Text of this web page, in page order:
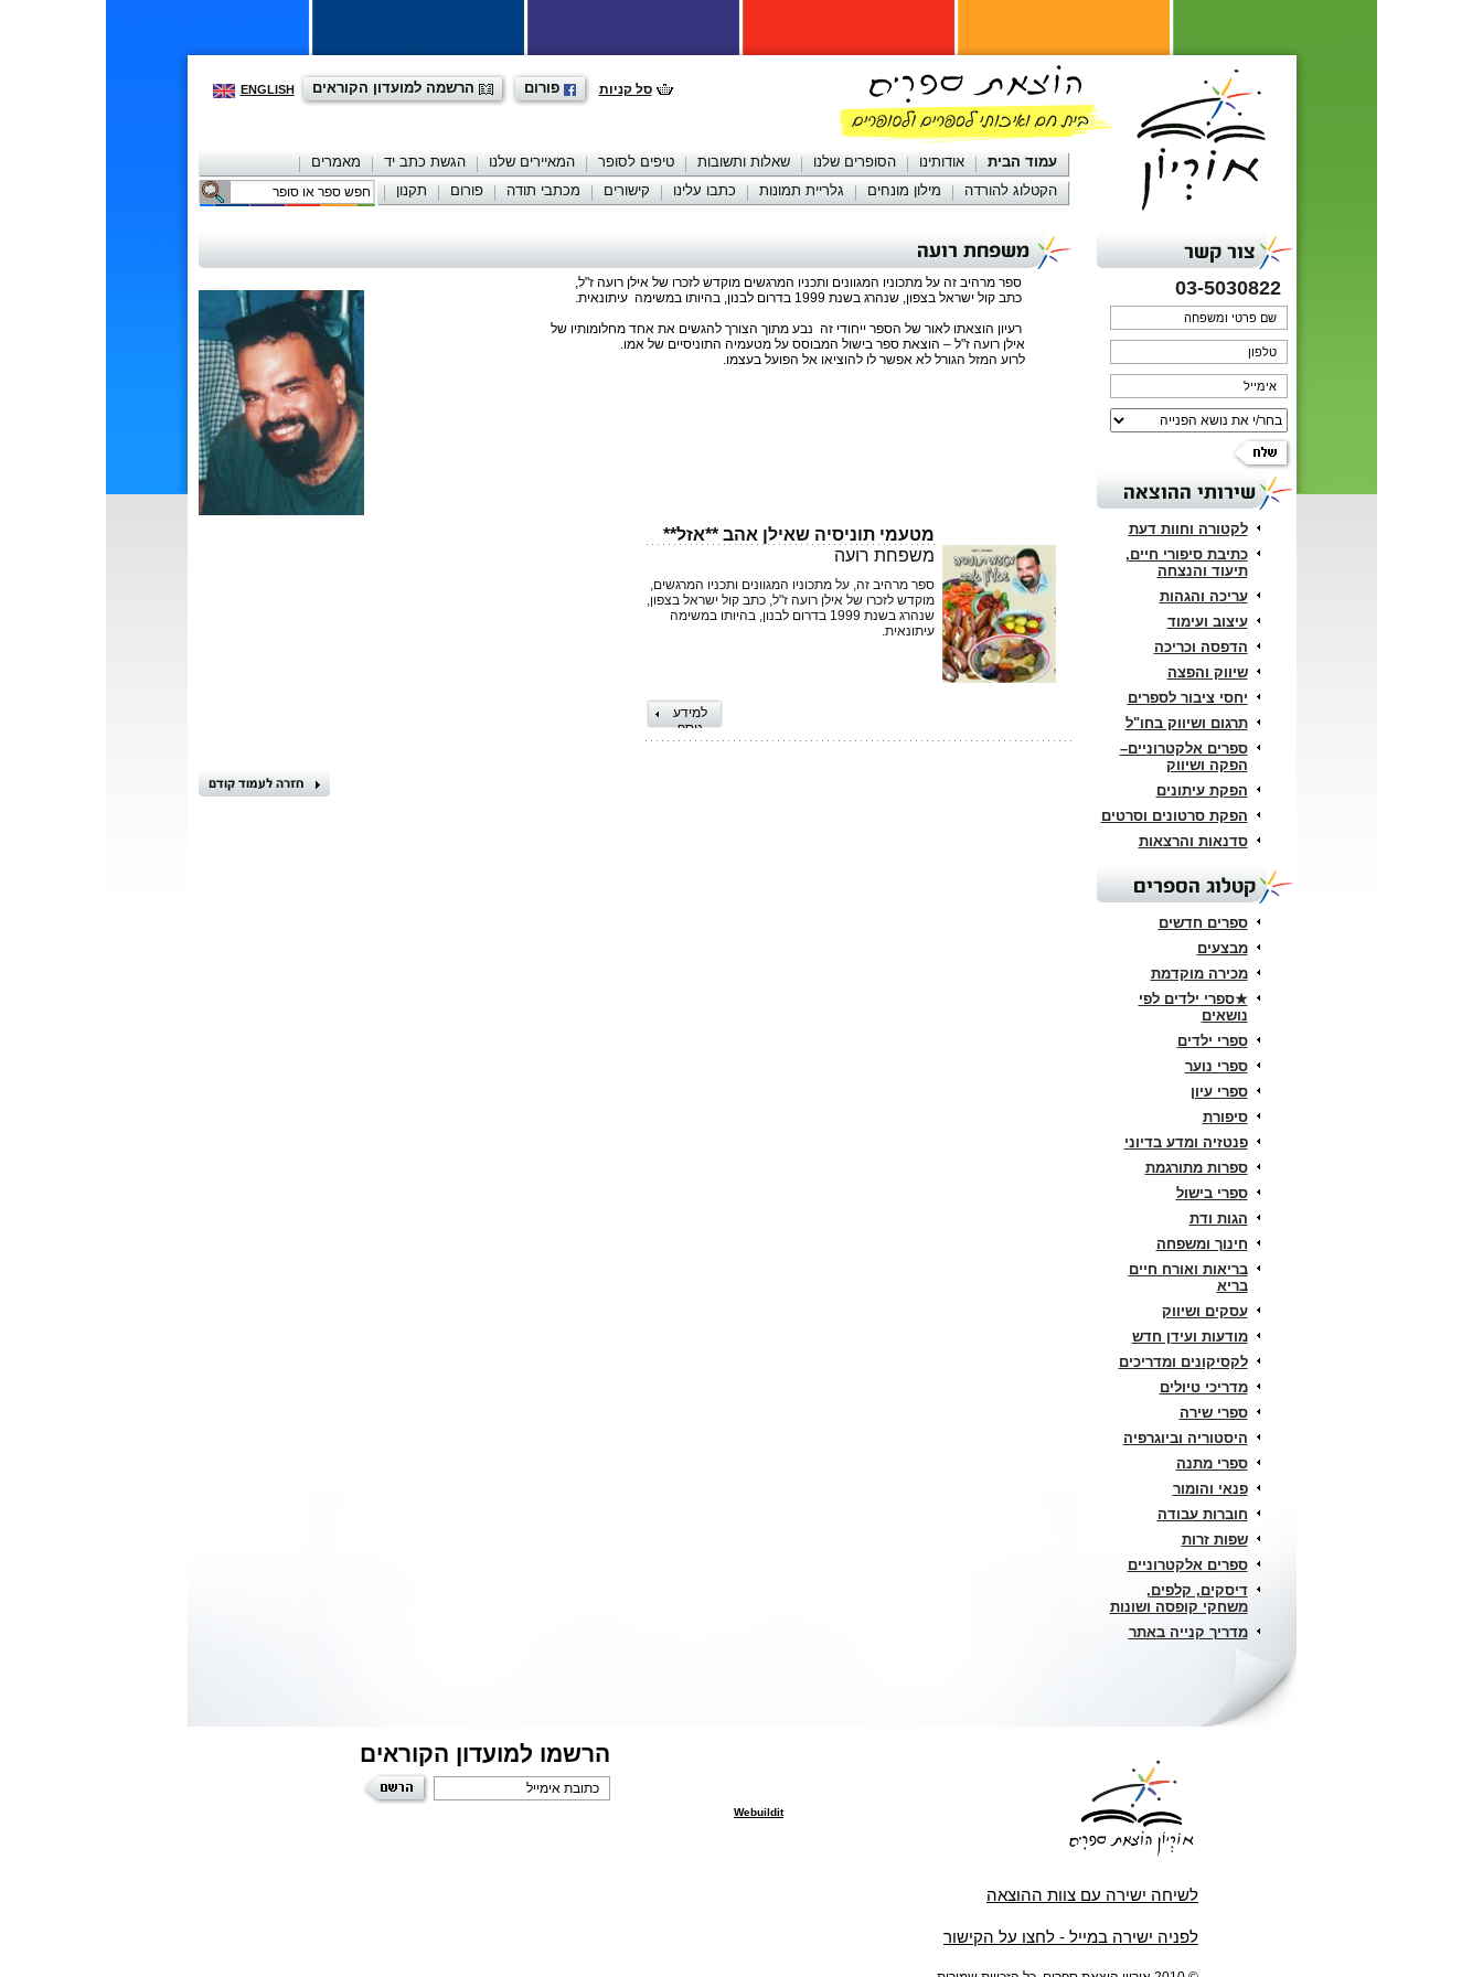
ENGLISH הרשמה למועדון הקוראים פורום סל קניות
עמוד הבית אודותינו הסופרים שלנו שאלות ותשובות טיפים לסופר המאיירים שלנו הגשת כתב יד
מאמרים
הקטלוג להורדה
מילון מונחים גלריית תמונות כתבו עלינו קישורים מכתבי תודה פורום תקנון יצירת קשר
צור קשר
03-5030822
שירותי ההוצאה
לקטורה וחוות דעת
כתיבת סיפורי חיים,
תיעוד והנצחה
עריכה והגהות
עיצוב ועימוד
הדפסה וכריכה
שיווק והפצה
יחסי ציבור לספרים
תרגום ושיווק בחו"ל
ספרים אלקטרוניים–
הפקה ושיווק
הפקת עיתונים
הפקת סרטונים וסרטים
סדנאות והרצאות
קטלוג הספרים
ספרים חדשים
מבצעים
מכירה מוקדמת
★ספרי ילדים לפי
נושאים
ספרי ילדים
ספרי נוער
ספרי עיון
סיפורת
פנטזיה ומדע בדיוני
ספרות מתורגמת
ספרי בישול
הגות ודת
חינוך ומשפחה
בריאות ואורח חיים
בריא
עסקים ושיווק
מודעות ועידן חדש
לקסיקונים ומדריכים
מדריכי טיולים
ספרי שירה
היסטוריה וביוגרפיה
ספרי מתנה
פנאי והומור
חוברות עבודה
שפות זרות
ספרים אלקטרוניים
דיסקים, קלפים,
משחקי קופסה ושונות
מדריך קנייה באתר
משפחת רועה
ספר מרהיב זה על מתכוניו המגוונים ותכניו המרגשים מוקדש לזכרו של אילן רועה ז"ל,
כתב קול ישראל בצפון, שנהרג בשנת 1999 בדרום לבנון, בהיותו במשימה עיתונאית.
רעיון הוצאתו לאור של הספר ייחודי זה נבע מתוך הצורך להגשים את אחד מחלומותיו של
אילן רועה ז"ל – הוצאת ספר בישול המבוסס על מטעמיה התוניסיים של אמו.
לרוע המזל הגורל לא אפשר לו להוציאו אל הפועל בעצמו.
מטעמי תוניסיה שאילן אהב **אזל**
משפחת רועה
ספר מרהיב זה, על מתכוניו המגוונים ותכניו המרגשים,
מוקדש לזכרו של אילן רועה ז"ל, כתב קול ישראל בצפון,
שנהרג בשנת 1999 בדרום לבנון, בהיותו במשימה
עיתונאית.
למידע
נוסף
הרשמו למועדון הקוראים
לשיחה ישירה עם צוות ההוצאה
לפניה ישירה במייל - לחצו על הקישור
Webuildit